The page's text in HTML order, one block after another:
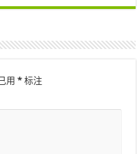
用* 标注